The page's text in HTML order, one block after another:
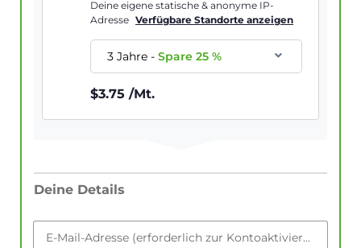
Deine eigene statische & anonyme IP-
Adresse Verfügbare Standorte anzeigen
3 Jahre-Spare25 %
$3.75 /Mt.
Deine Details
E-Mail-Adresse (erforderlich zur Kontoaktivierung)